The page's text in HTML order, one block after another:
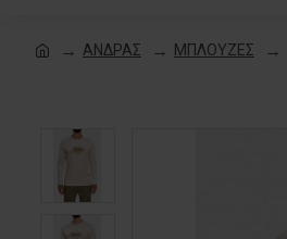
ΑΝΔΡΑΣ ΜΠΛΟΥΖΕΣ